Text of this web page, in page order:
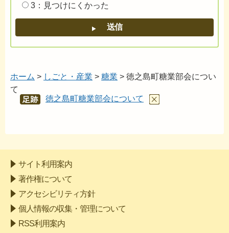
3：見つけにくかった
ホーム > しごと・産業 > 糖業 > 徳之島町糖業部会につい
て
あし
徳之島町糖業部会について
サイト利用案内
著作権について
アクセシビリティ方針
個人情報の収集・管理について
RSS利用案内